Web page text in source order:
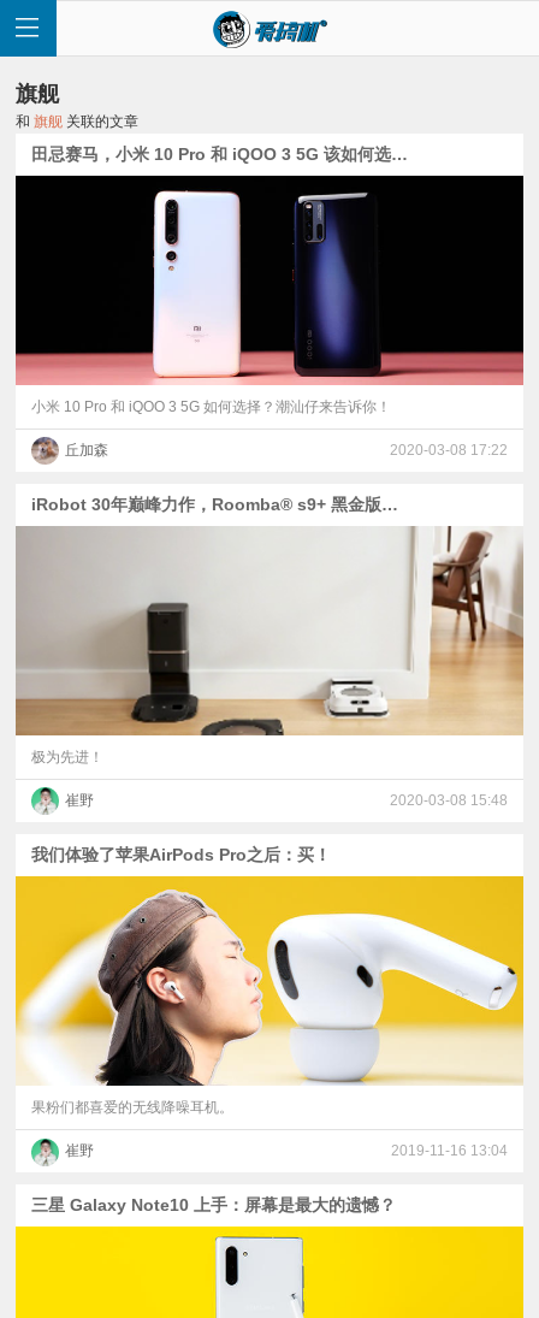
评
科
普
验
题
旗舰
和旗舰 关联的文章
田忌赛马，小米 10 Pro 和 iQOO 3 5G 该如何选择？
小米 10 Pro 和 iQOO 3 5G 如何选择？潮汕仔来告诉你！
丘加森 2020-03-08 17:22
iRobot 30年巅峰力作，Roomba® s9+ 黑金版扫地机器人在中国上市
极为先进！
崔野 2020-03-08 15:48
我们体验了苹果AirPods Pro之后：买！
果粉们都喜爱的无线降噪耳机。
崔野 2019-11-16 13:04
三星 Galaxy Note10 上手：屏幕是最大的遗憾？